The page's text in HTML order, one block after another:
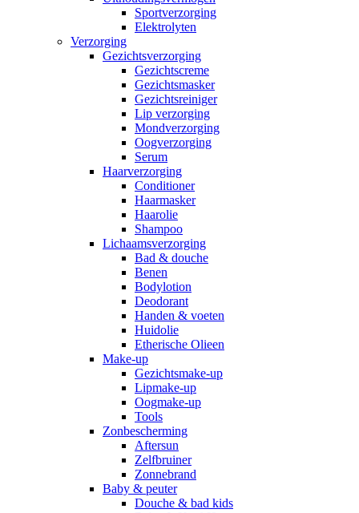
Sportverzorging
Elektrolyten
Verzorging
Gezichtsverzorging
Gezichtscreme
Gezichtsmasker
Gezichtsreiniger
Lip verzorging
Mondverzorging
Oogverzorging
Serum
Haarverzorging
Conditioner
Haarmasker
Haarolie
Shampoo
Lichaamsverzorging
Bad & douche
Benen
Bodylotion
Deodorant
Handen & voeten
Huidolie
Etherische Olieen
Make-up
Gezichtsmake-up
Lipmake-up
Oogmake-up
Tools
Zonbescherming
Aftersun
Zelfbruiner
Zonnebrand
Baby & peuter
Douche & bad kids